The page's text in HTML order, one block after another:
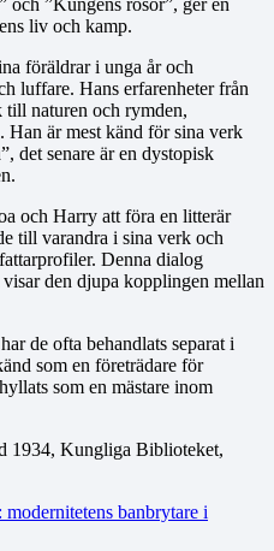
liv och kamp.
föräldrar i unga år och
luffare. Hans erfarenheter från
till naturen och rymden,
Han är mest känd för sina verk
det senare är en dystopisk
och Harry att föra en litterär
till varandra i sina verk och
Denna dialog
den djupa kopplingen mellan
de ofta behandlats separat i
som en företrädare för
som en mästare inom
1934, Kungliga Biblioteket,
banbrytare i